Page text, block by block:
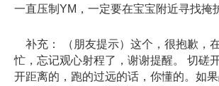
一直压制YM，一定要在宝宝附近寻找掩
补充： （朋友提示）这个，很抱歉，
忙，忘记观心射程了，谢谢提醒。 切磋
开距离的，跑的过远的话，你懂的。如